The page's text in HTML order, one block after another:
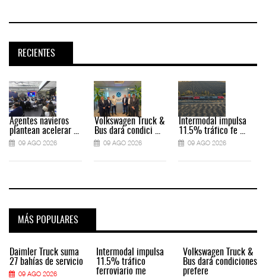
RECIENTES
Agentes navieros
plantean acelerar ...
09 AGO 2026
Volkswagen Truck &
Bus dará condici ...
09 AGO 2026
Intermodal impulsa
11.5% tráfico fe ...
09 AGO 2026
MÁS POPULARES
Daimler Truck suma
27 bahías de servicio
09 AGO 2026
Intermodal impulsa
11.5% tráfico
ferroviario me
Volkswagen Truck &
Bus dará condiciones
prefere